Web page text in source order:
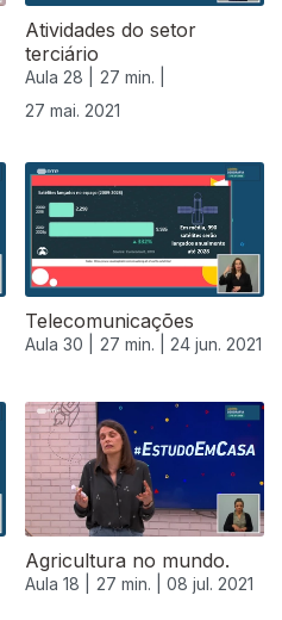
Atividades do setor
terciário
Aula 28 |
27 min. |
27 mai. 2021
Telecomunicações
Aula 30 | 27 min. | 24 jun. 2021
Agricultura no mundo.
Aula 18 | 27 min. | 08 jul. 2021